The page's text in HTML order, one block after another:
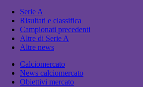
Serie A
Risultati e classifica
Campionati precedenti
Altre di Serie A
Altre news
Calciomercato
News calciomercato
Obiettivi mercato